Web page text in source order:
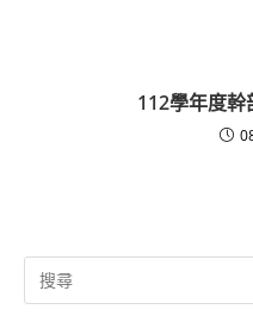
112學年度幹
Search
for: